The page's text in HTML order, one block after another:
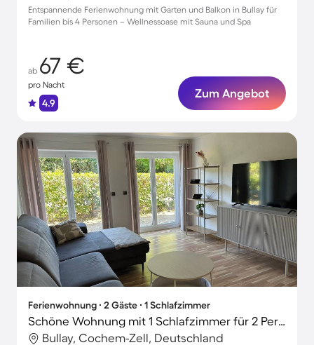
Entspannende Ferienwohnung mit Garten und Balkon in Bullay für
Familien bis 4 Personen – Wellnessoase mit Sauna und Spa
ab 67 €
pro Nacht
4.9
Zum Angebot
Ferienwohnung ∙ 2 Gäste ∙ 1 Schlafzimmer
Schöne Wohnung mit 1 Schlafzimmer für 2 Personen
Bullay, Cochem-Zell, Deutschland